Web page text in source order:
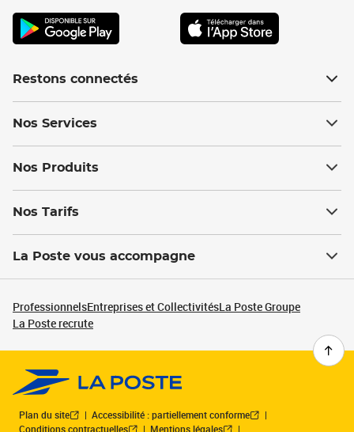
Restons connectés
Nos Services
Nos Produits
Nos Tarifs
La Poste vous accompagne
ProfessionnelsEntreprises et CollectivitésLa Poste Groupe
La Poste recrute
Plan du site
Accessibilité : partiellement conforme
Conditions contractuelles
Mentions légales